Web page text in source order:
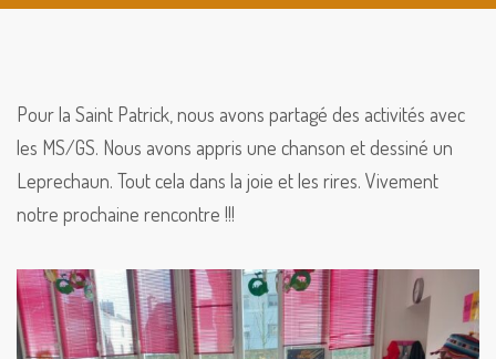
Pour la Saint Patrick, nous avons partagé des activités avec
les MS/GS. Nous avons appris une chanson et dessiné un
Leprechaun. Tout cela dans la joie et les rires. Vivement
notre prochaine rencontre !!!